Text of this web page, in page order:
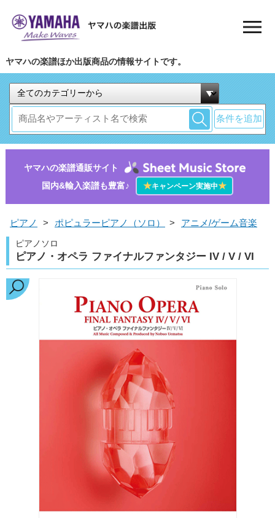
ヤマハの楽譜ほか出版商品の情報サイトです。
条件を追加
ヤマハの楽譜通販サイト
国内&輸入楽譜も豊富♪
★キャンペーン実施中★
ピアノ > ポピュラーピアノ（ソロ） > アニメ/ゲーム音楽
ピアノソロ
ピアノ・オペラ ファイナルファンタジー IV / V / VI